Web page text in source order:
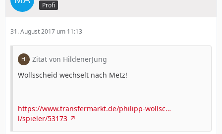
Profi
31. August 2017 um 11:13
Zitat von HildenerJung
Wollsscheid wechselt nach Metz!
https://www.transfermarkt.de/philipp-wollsc…
l/spieler/53173